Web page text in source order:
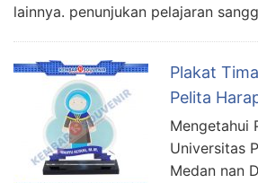
lainnya. penunjukan pelajaran
Plakat
Pelita
Mengetahui
Universitas
Medan nan